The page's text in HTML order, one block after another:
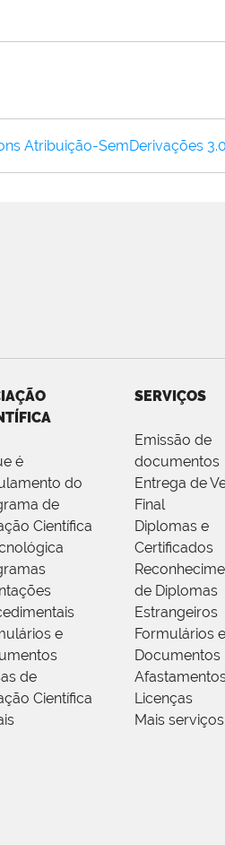
Atribuição-SemDerivações
é
do
de
Científica
e
de
Científica
SERVIÇOS
Emissão de
documentos
Entrega de
Final
Diplomas e
Certificados
de Diplomas
Estrangeiros
Formulários e
Documentos
Licenças
Mais serviços